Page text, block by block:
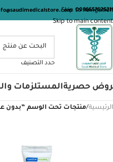
Skip to navigation
Skip to main content
حدد التصنيف
حصريةالمستلزمات
الرئيسية/منتجات تحت الوسم “بدون